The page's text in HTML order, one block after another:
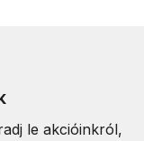
le akcióinkról,